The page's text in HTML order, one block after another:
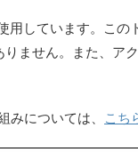
用しています。この
ません。また、ア
については、 こち